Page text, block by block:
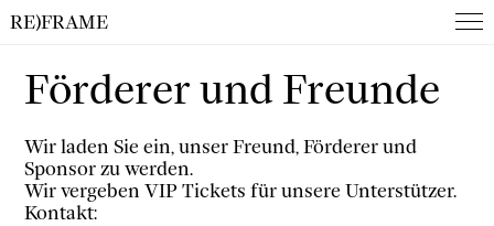
RE)FRAME
Förderer und Freunde
Wir laden Sie ein, unser Freund, Förderer und
Sponsor zu werden.
Wir vergeben VIP Tickets für unsere Unterstützer.
Kontakt: